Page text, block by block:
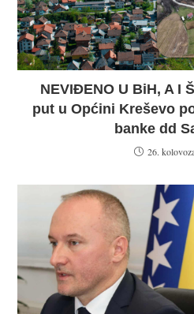
NEVIĐENO U BiH, A I
put u Općini Kreševo
banke dd
26.